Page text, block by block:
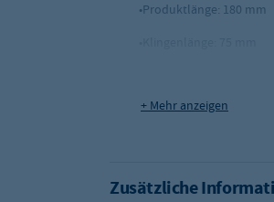
•Produktlänge: 180 mm
+ Mehr anzeigen
Zusätzliche